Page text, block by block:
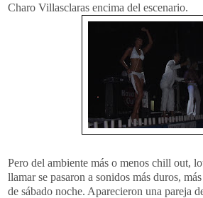
Charo Villasclaras encima del escenario.
Pero del ambiente más o menos chill out,
llamar se pasaron a sonidos más duros,
de sábado noche. Aparecieron una pareja